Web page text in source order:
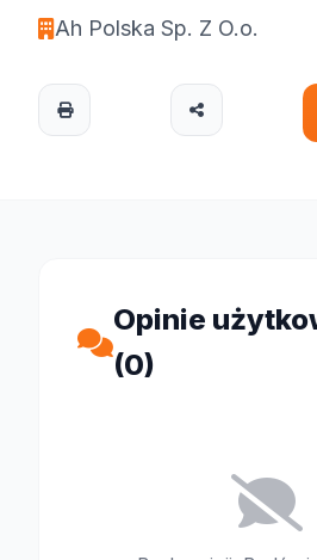
Ah Polska Sp. Z O.o.
Opinie
(0)